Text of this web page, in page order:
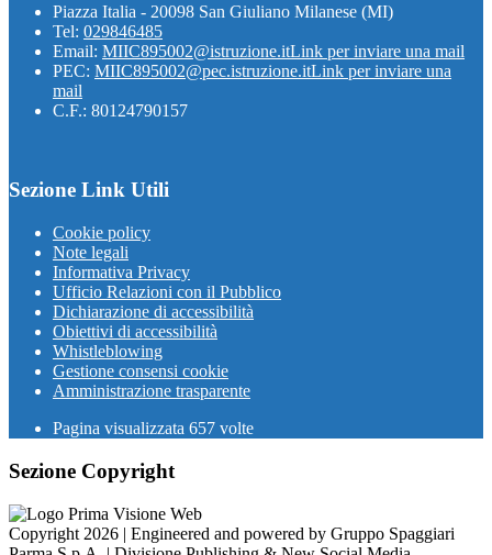
Piazza Italia - 20098 San Giuliano Milanese (MI)
Tel: 029846485
Email: MIIC895002@istruzione.itLink per inviare una mail
PEC: MIIC895002@pec.istruzione.itLink per inviare una
mail
C.F.: 80124790157
Sezione Link Utili
Cookie policy
Note legali
Informativa Privacy
Ufficio Relazioni con il Pubblico
Dichiarazione di accessibilità
Obiettivi di accessibilità
Whistleblowing
Gestione consensi cookie
Amministrazione trasparente
Pagina visualizzata 657 volte
Sezione Copyright
Copyright 2026 | Engineered and powered by Gruppo Spaggiari